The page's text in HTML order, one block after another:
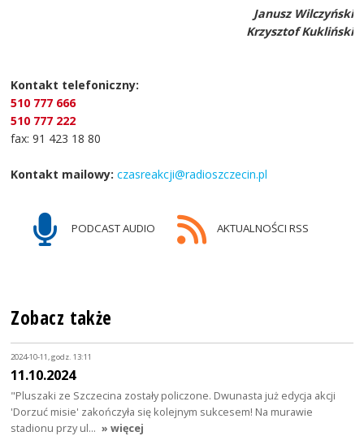
Janusz Wilczyński
Krzysztof Kukliński
Kontakt telefoniczny:
510 777 666
510 777 222
fax: 91 423 18 80
Kontakt mailowy: czasreakcji@radioszczecin.pl
PODCAST AUDIO AKTUALNOŚCI RSS
Zobacz także
2024-10-11, godz. 13:11
11.10.2024
"Pluszaki ze Szczecina zostały policzone. Dwunasta już edycja akcji
'Dorzuć misie' zakończyła się kolejnym sukcesem! Na murawie
stadionu przy ul… » więcej